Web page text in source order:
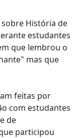
História de
estudantes
que lembrou o
mas que
feitas por
com estudantes
de
participou